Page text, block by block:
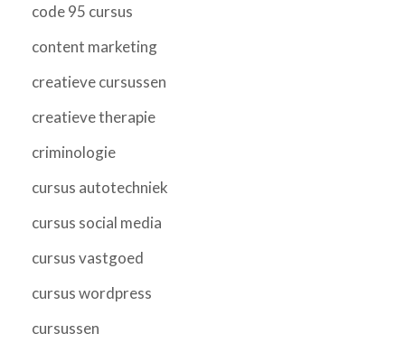
code 95 cursus
content marketing
creatieve cursussen
creatieve therapie
criminologie
cursus autotechniek
cursus social media
cursus vastgoed
cursus wordpress
cursussen